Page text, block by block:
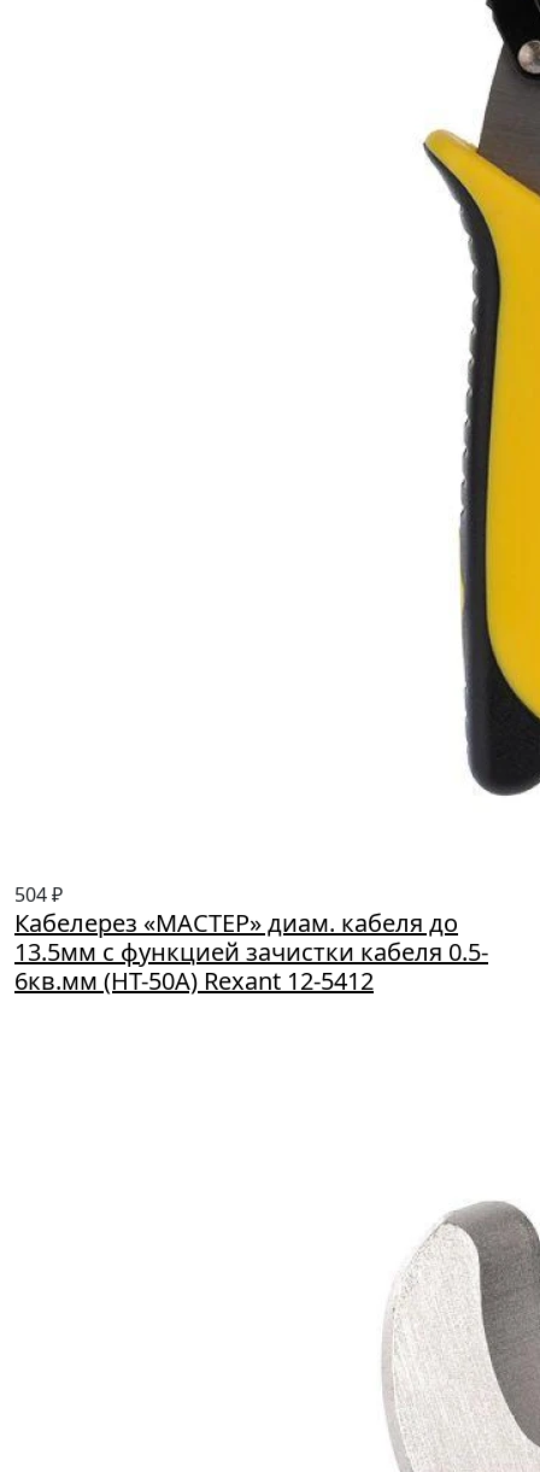
504 ₽
Кабелерез «МАСТЕР» диам. кабеля до
13.5мм с функцией зачистки кабеля 0.5-
6кв.мм (HT-50A) Rexant 12-5412